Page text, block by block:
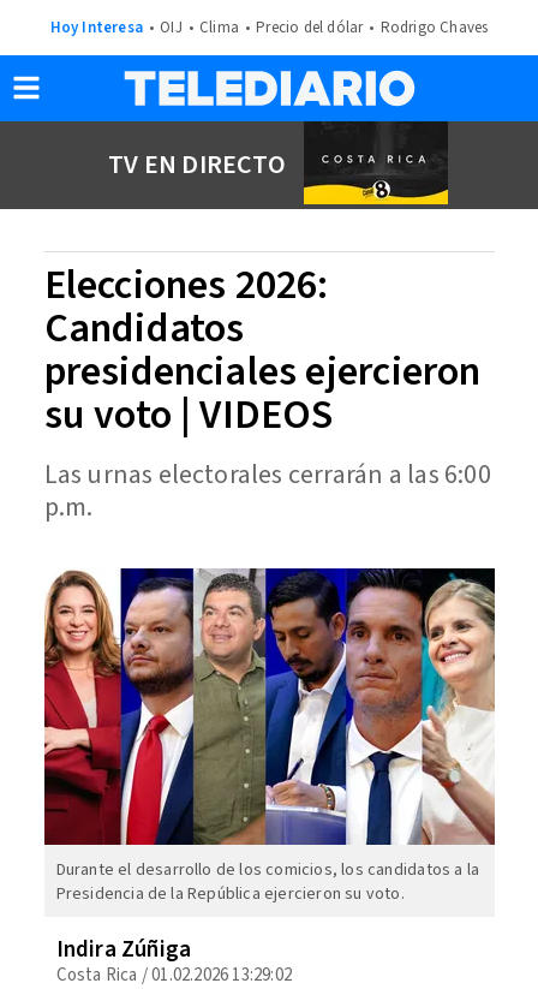
Hoy Interesa OIJ Clima Precio del dólar Rodrigo Chaves
TV EN DIRECTO
Elecciones 2026:
Candidatos
presidenciales ejercieron
su voto | VIDEOS
Las urnas electorales cerrarán a las 6:00
p.m.
Durante el desarrollo de los comicios, los candidatos a la
Presidencia de la República ejercieron su voto.
Indira Zúñiga
Costa Rica /01.02.2026 13:29:02